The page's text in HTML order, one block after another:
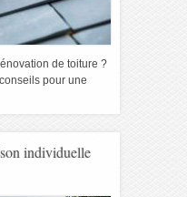
de toiture ?
pour une
individuelle